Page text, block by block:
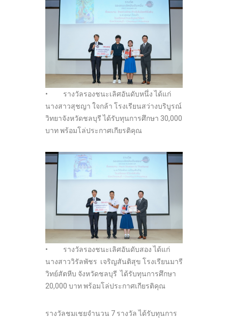
• รางวัลรองชนะเลิศอันดับหนึ่ง ได้แก่
นางสาวสุชญา ใจกล้า โรงเรียนสว่างบริบูรณ์
วิทยาจังหวัดชลบุรี ได้รับทุนการศึกษา 30,000
บาท พร้อมโล่ประกาศเกียรติคุณ
• รางวัลรองชนะเลิศอันดับสอง ได้แก่
นางสาววิรัลพัชร เจริญสันติสุข โรงเรียนมารี
วิทย์สัตหีบ จังหวัดชลบุรี ได้รับทุนการศึกษา
20,000 บาท พร้อมโล่ประกาศเกียรติคุณ
รางวัลชมเชยจำนวน 7 รางวัล ได้รับทุนการ